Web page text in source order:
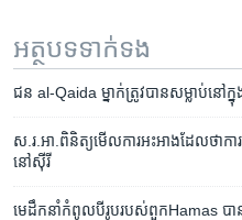
អត្ថបទ​ទាក់ទង
ជន​ al-Qaida ម្នាក់​ត្រូវ​បាន​សម្លាប់​នៅ​
ស.រ.អា.​ពិនិត្យ​មើល​ការ​អះអាង​ដែល​ថា​ក
នៅ​ស៊ីរី
មេ​​​ដឹកនាំ​​​កំពូល​​​បី​​​រូប​​​របស់​​​ពួក​​​Hamas បា